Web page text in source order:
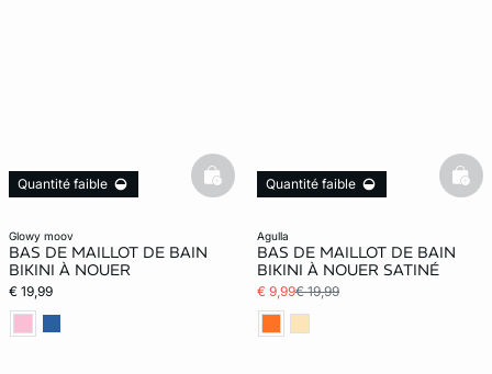
glowy moov
BAS DE MAILLOT DE BAIN
BIKINI À NOUER
€ 19,99
Quantité faible basketfull
agulla
BAS DE MAILLOT DE BAIN
BIKINI À NOUER SATINÉ
€ 9,99€ 19,99
Quantité faible